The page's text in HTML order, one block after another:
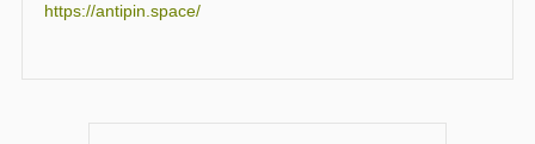
https://antipin.space/